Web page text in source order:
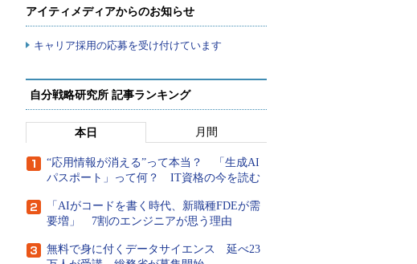
アイティメディアからのお知らせ
キャリア採用の応募を受け付けています
自分戦略研究所 記事ランキング
本日 月間
“応用情報が消える”って本当？ 「生成AI
パスポート」って何？ IT資格の今を読む
「AIがコードを書く時代、新職種FDEが需
要増」 7割のエンジニアが思う理由
無料で身に付くデータサイエンス 延べ23